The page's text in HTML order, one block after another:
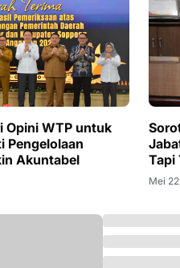
Opini WTP untuk
Pengelolaan
Akuntabel
Tapi
Mei